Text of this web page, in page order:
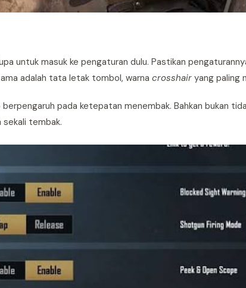
untuk masuk ke pengaturan dulu. Pastikan
adalah tata letak tombol, warna crosshair yang paling
pada ketepatan menembak. Bahkan bukan
sekali tembak.